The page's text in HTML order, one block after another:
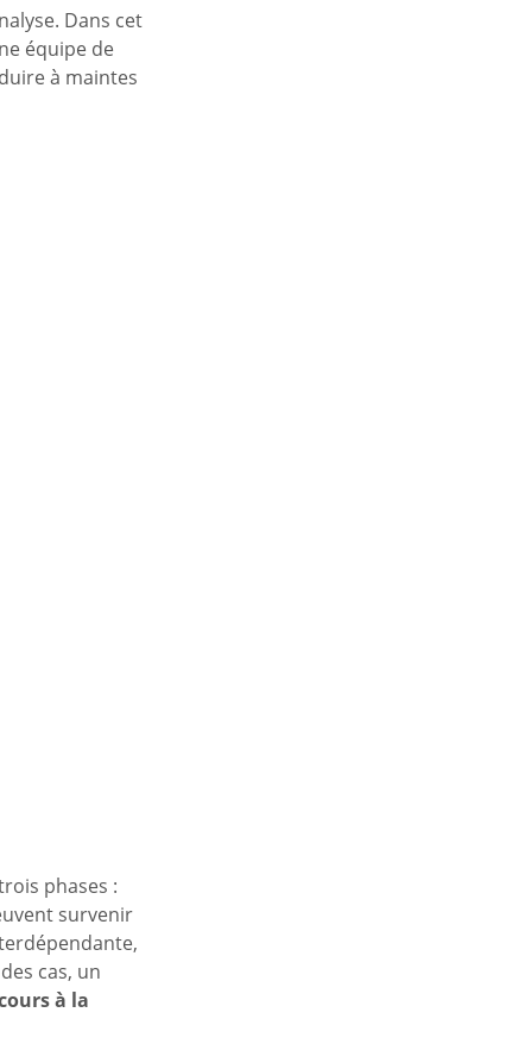
Dans cet
équipe de
à maintes
phases :
survenir
cas, un
à la